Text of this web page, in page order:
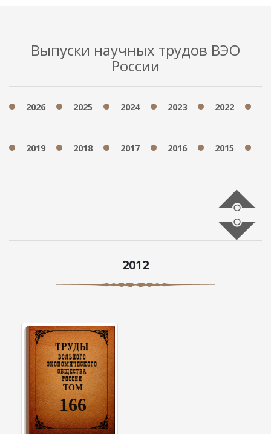
Выпуски научных трудов ВЭО
России
2026 2025 2024 2023 2022
2019 2018 2017 2016 2015
2012
ТОМ
166